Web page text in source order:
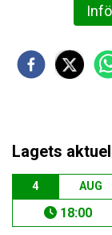
Lagets
4 AUG
18:00